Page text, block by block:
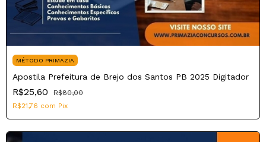
MÉTODO PRIMAZIA
Apostila Prefeitura de Brejo dos Santos PB 2025 Digitador
R$25,60
R$80,00
R$21,76 com Pix